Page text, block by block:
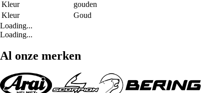
Kleur
gouden
Kleur
Goud
Loading...
Loading...
Al onze merken